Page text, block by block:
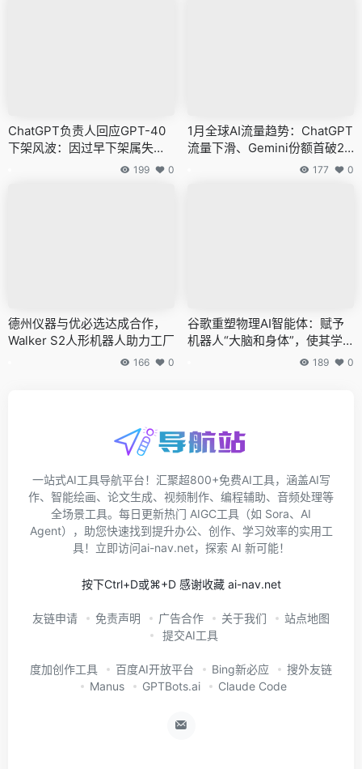
ChatGPT负责人回应GPT-40
下架风波：因过早下架属失
199 0
1月全球AI流量趋势：ChatGPT
流量下滑、Gemini份额首破2
177 0
德州仪器与优必选达成合作，
Walker S2人形机器人助力工厂
166 0
谷歌重塑物理AI智能体：赋予
机器人“大脑和身体”，使其学
189 0
一站式AI工具导航平台！汇聚超800+免费AI工具，涵盖AI写
作、智能绘画、论文生成、视频制作、编程辅助、音频处理等
全场景工具。每日更新热门 AIGC工具（如 Sora、AI
Agent），助您快速找到提升办公、创作、学习效率的实用工
具！立即访问ai-nav.net，探索 AI 新可能！
按下Ctrl+D或⌘+D 感谢收藏 ai-nav.net
友链申请 免责声明 广告合作 关于我们
站点地图
提交AI工具
度加创作工具 百度AI开放平台 Bing新必应
搜外友链
Manus
GPTBots.ai Claude Code